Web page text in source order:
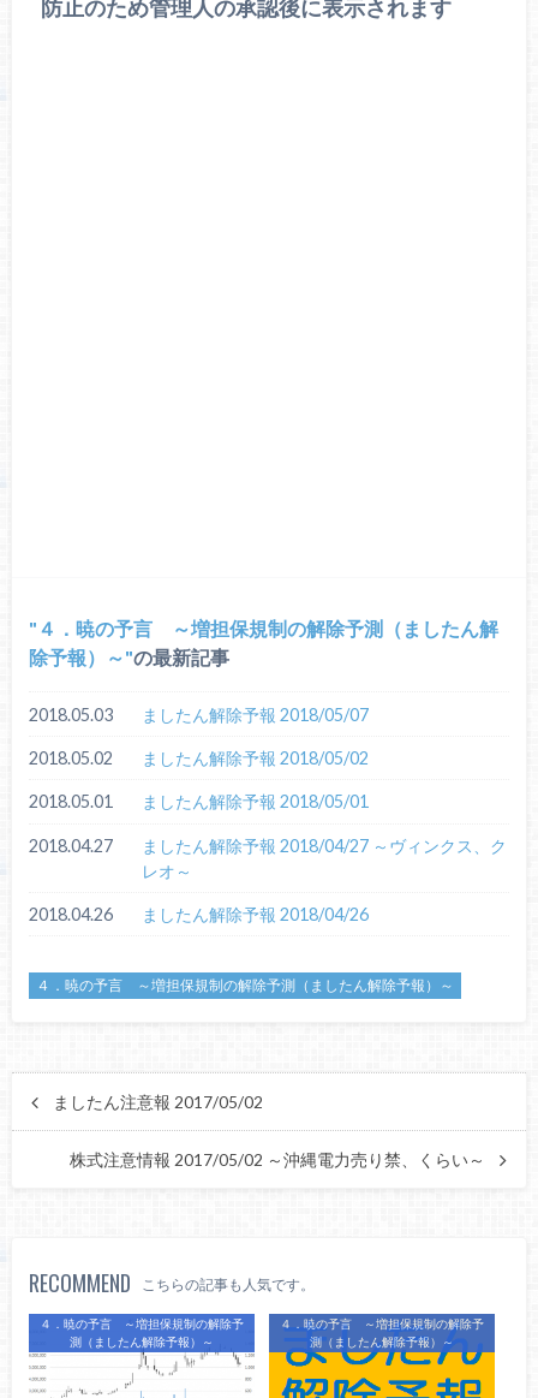
防止のため管理人の承認後に表示されます
４．暁の予言 ～増担保規制の解除予測（ましたん解
除予報）～ の最新記事
2018.05.03 ましたん解除予報 2018/05/07
2018.05.02 ましたん解除予報 2018/05/02
2018.05.01 ましたん解除予報 2018/05/01
2018.04.27
ましたん解除予報 2018/04/27 ～ヴィンクス、ク
レオ～
2018.04.26 ましたん解除予報 2018/04/26
４．暁の予言 ～増担保規制の解除予測（ましたん解除予報）～
ましたん注意報 2017/05/02
株式注意情報 2017/05/02 ～沖縄電力売り禁、くらい～
RECOMMEND こちらの記事も人気です。
４．暁の予言 ～増担保規制の解除予
測（ましたん解除予報）～
４．暁の予言 ～増担保規制の解除予
測（ましたん解除予報）～